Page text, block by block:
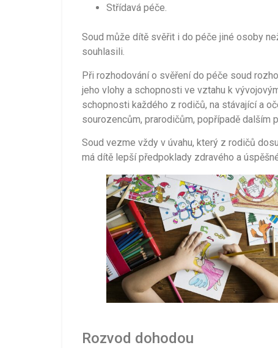
Střídavá péče.
Soud může dítě svěřit i do péče jiné osoby
souhlasili.
Při rozhodování o svěření do péče soud
jeho vlohy a schopnosti ve vztahu k
schopnosti každého z rodičů, na stávající a
sourozencům, prarodičům, popřípadě dalším
Soud vezme vždy v úvahu, který z rodičů
má dítě lepší předpoklady zdravého a
Rozvod dohodou